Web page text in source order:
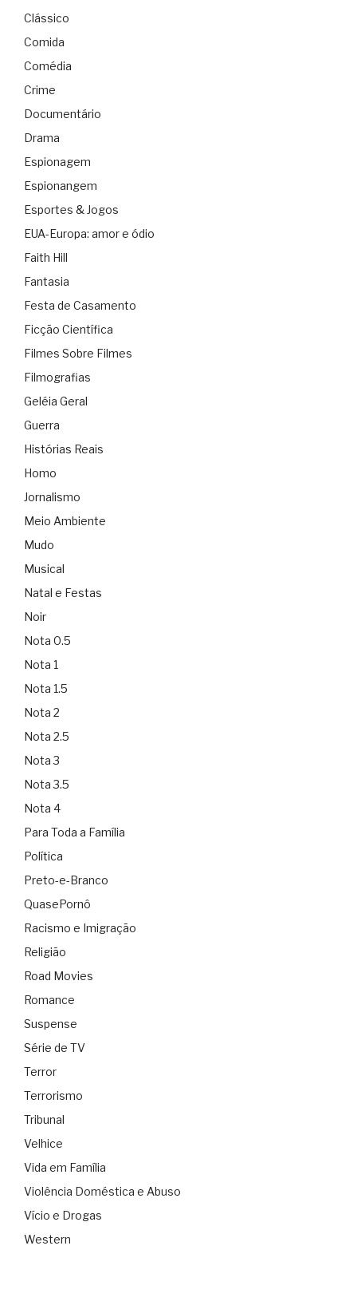
Clássico
Comida
Comédia
Crime
Documentário
Drama
Espionagem
Espionangem
Esportes & Jogos
EUA-Europa: amor e ódio
Faith Hill
Fantasia
Festa de Casamento
Ficção Científica
Filmes Sobre Filmes
Filmografias
Geléia Geral
Guerra
Histórias Reais
Homo
Jornalismo
Meio Ambiente
Mudo
Musical
Natal e Festas
Noir
Nota 0.5
Nota 1
Nota 1.5
Nota 2
Nota 2.5
Nota 3
Nota 3.5
Nota 4
Para Toda a Família
Política
Preto-e-Branco
QuasePornô
Racismo e Imigração
Religião
Road Movies
Romance
Suspense
Série de TV
Terror
Terrorismo
Tribunal
Velhice
Vida em Família
Violência Doméstica e Abuso
Vício e Drogas
Western